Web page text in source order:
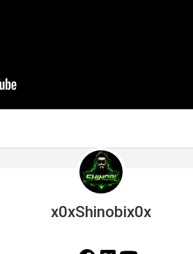
x0xShinobix0x